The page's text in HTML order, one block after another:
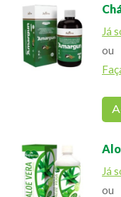
Já
ou
Já
ou